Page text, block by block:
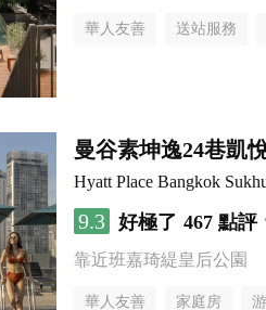
華人友善 送站服務
曼谷素坤逸24巷凱
Hyatt Place Bangkok
9.3 好極了 467 點評
靠近班嘉琦緹皇后公園
華人友善 家庭房